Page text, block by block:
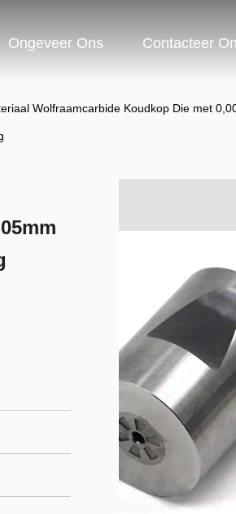
Ongeveer Ons Contacteer
Wolfraamcarbide Koudkop Die met